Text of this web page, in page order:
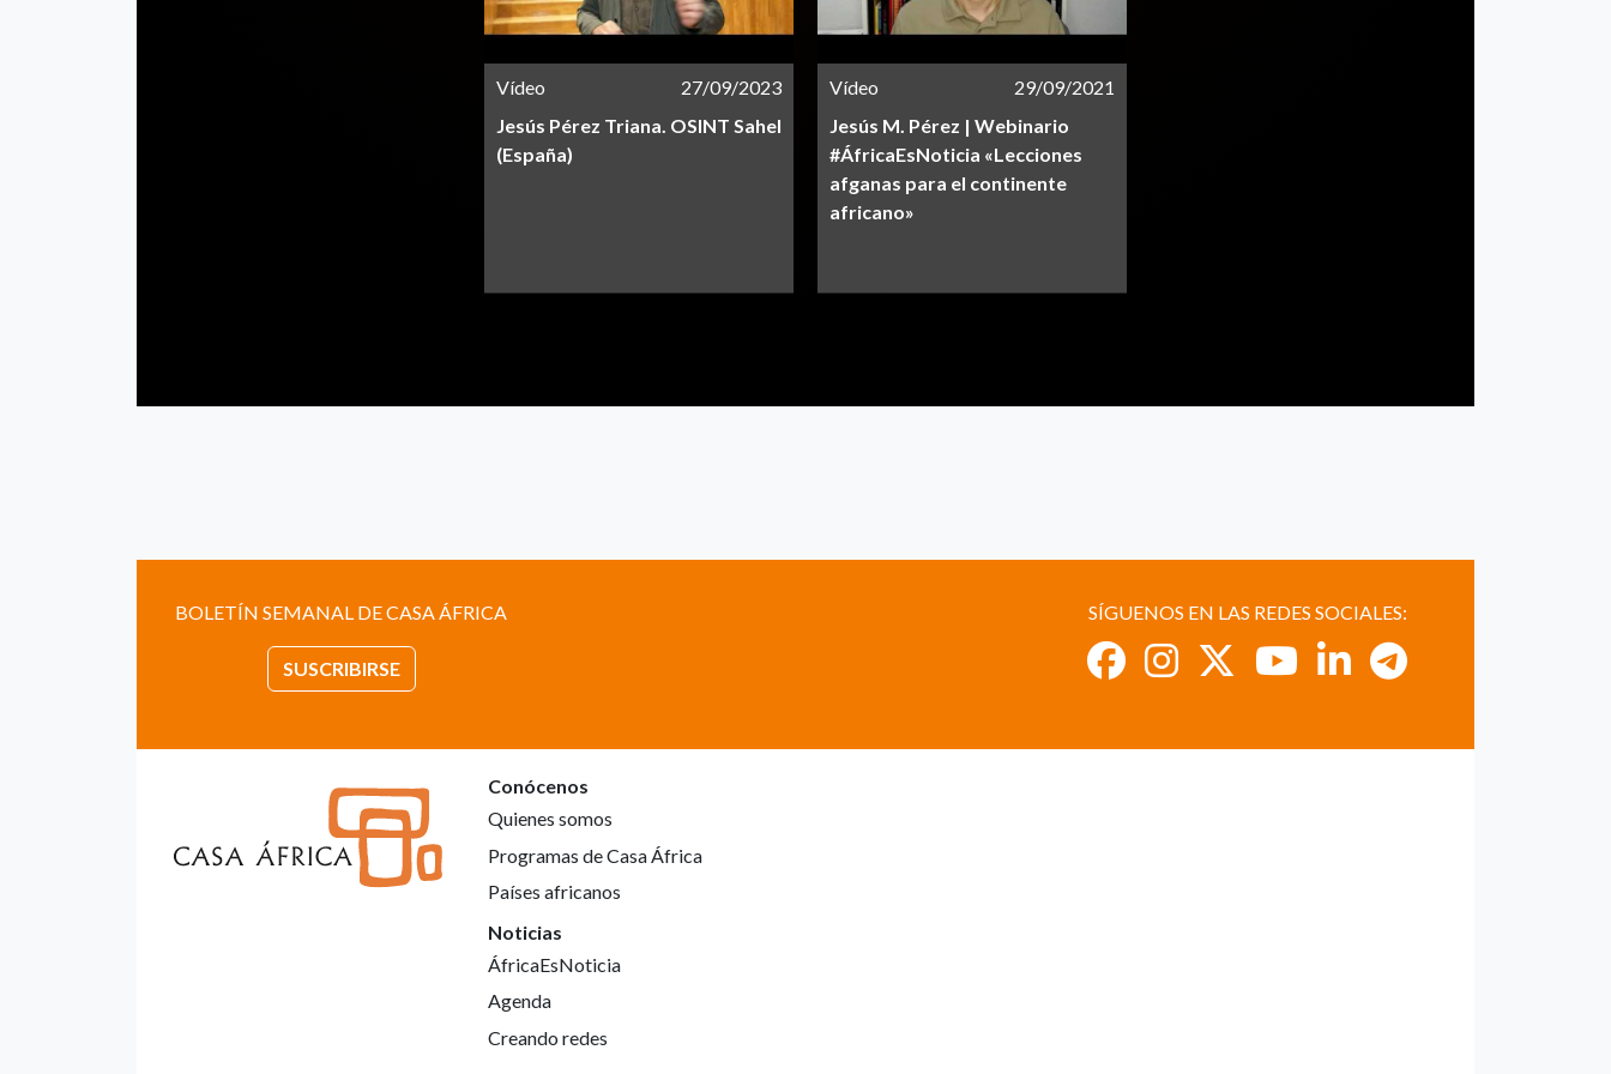
Vídeo
27/09/2023
Jesús Pérez Triana. OSINT Sahel
(España)
Vídeo
29/09/2021
Jesús M. Pérez | Webinario
#ÁfricaEsNoticia​ «Lecciones
afganas para el continente
africano»
BOLETÍN SEMANAL DE CASA ÁFRICA
SUSCRIBIRSE
SÍGUENOS EN LAS REDES SOCIALES:
Conócenos
Quienes somos
Programas de Casa África
Países africanos
Noticias
ÁfricaEsNoticia
Agenda
Creando redes